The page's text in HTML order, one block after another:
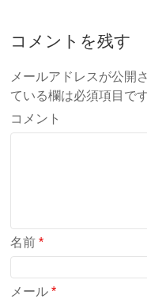
コメントを残す
メールアドレスが公開
ている欄は必須項目で
コメント
名前*
メール*